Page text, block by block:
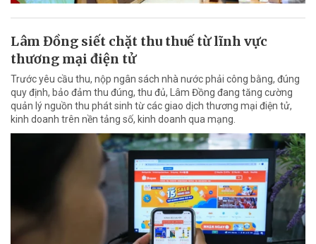
Lâm Đồng siết chặt thu thuế từ lĩnh vực
thương mại điện tử
Trước yêu cầu thu, nộp ngân sách nhà nước phải công bằng, đúng
quy định, bảo đảm thu đúng, thu đủ, Lâm Đồng đang tăng cường
quản lý nguồn thu phát sinh từ các giao dịch thương mại điện tử,
kinh doanh trên nền tảng số, kinh doanh qua mạng.